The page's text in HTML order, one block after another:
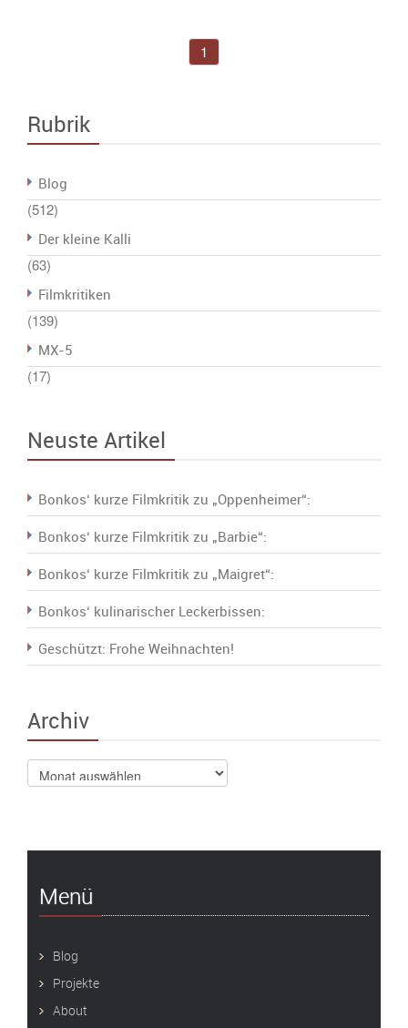
1
Rubrik
Blog
(512)
Der kleine Kalli
(63)
Filmkritiken
(139)
MX-5
(17)
Neuste Artikel
Bonkos‘ kurze Filmkritik zu „Oppenheimer“:
Bonkos‘ kurze Filmkritik zu „Barbie“:
Bonkos‘ kurze Filmkritik zu „Maigret“:
Bonkos‘ kulinarischer Leckerbissen:
Geschützt: Frohe Weihnachten!
Archiv
Archiv
Menü
Blog
Projekte
About